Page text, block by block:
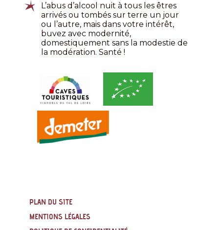
L’abus d’alcool nuit à tous les êtres
arrivés ou tombés sur terre un jour
ou l’autre, mais dans votre intérêt,
buvez avec modernité,
domestiquement sans la modestie de
la modération. Santé !
PLAN DU SITE
MENTIONS LÉGALES